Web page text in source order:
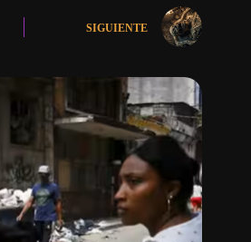
SIGUIENTE